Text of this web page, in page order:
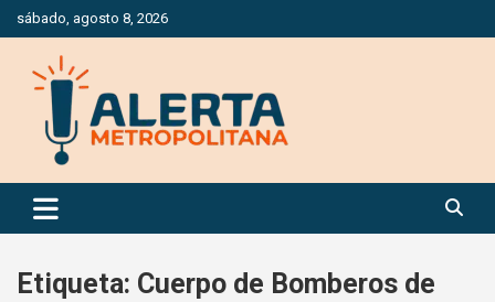
Saltar
al
contenido
sábado, agosto 8, 2026
Alerta Metropolitana
Etiqueta: Cuerpo de Bomberos de